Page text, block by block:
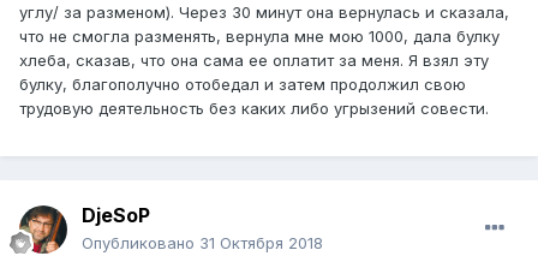
углу/ за разменом). Через 30 минут она вернулась и сказала,
что не смогла разменять, вернула мне мою 1000, дала булку
хлеба, сказав, что она сама ее оплатит за меня. Я взял эту
булку, благополучно отобедал и затем продолжил свою
трудовую деятельность без каких либо угрызений совести.
DjeSoP
Опубликовано 31 Октября 2018